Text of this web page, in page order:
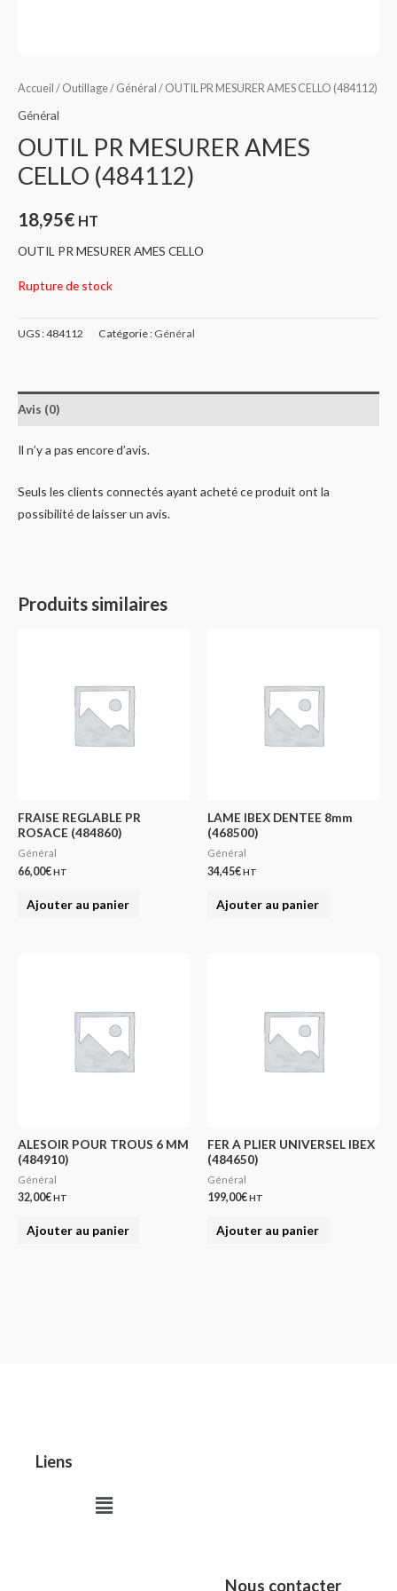
Accueil / Outillage/ Général / OUTIL PR MESURER AMES CELLO (484112)
Général
OUTIL PR MESURER AMES
CELLO (484112)
18,95€ HT
OUTIL PR MESURER AMES CELLO
Rupture de stock
UGS :484112 Catégorie : Général
Avis (0)
Il n’y a pas encore d’avis.
Seuls les clients connectés ayant acheté ce produit ont la
possibilité de laisser un avis.
Produits similaires
FRAISE REGLABLE PR
ROSACE (484860)
Général
66,00€HT
Ajouter au panier
LAME IBEX DENTEE 8mm
(468500)
Général
34,45€HT
Ajouter au panier
ALESOIR POUR TROUS 6 MM
(484910)
Général
32,00€HT
Ajouter au panier
FER A PLIER UNIVERSEL IBEX
(484650)
Général
199,00€HT
Ajouter au panier
Liens
Menu
Nous contacter